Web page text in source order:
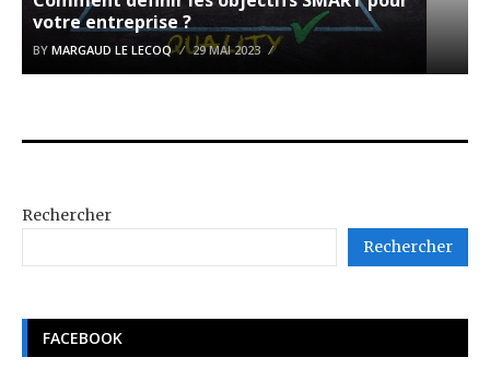
votre entreprise ?
BY MARGAUD LE LECOQ 29 MAI 2023
Rechercher
Rechercher
FACEBOOK